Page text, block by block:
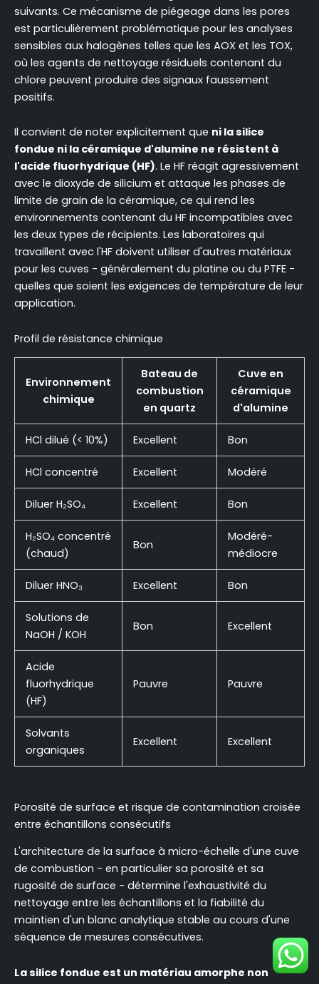
suivants. Ce mécanisme de piégeage dans les pores
est particulièrement problématique pour les analyses
sensibles aux halogènes telles que les AOX et les TOX,
où les agents de nettoyage résiduels contenant du
chlore peuvent produire des signaux faussement
positifs.
Il convient de noter explicitement que ni la silice
fondue ni la céramique d'alumine ne résistent à
l'acide fluorhydrique (HF). Le HF réagit agressivement
avec le dioxyde de silicium et attaque les phases de
limite de grain de la céramique, ce qui rend les
environnements contenant du HF incompatibles avec
les deux types de récipients. Les laboratoires qui
travaillent avec l'HF doivent utiliser d'autres matériaux
pour les cuves - généralement du platine ou du PTFE -
quelles que soient les exigences de température de leur
application.
Profil de résistance chimique
Environnement
chimique
Bateau de
combustion
en quartz
Cuve en
céramique
d'alumine
HCl dilué (< 10%) Excellent Bon
HCl concentré Excellent Modéré
Diluer H₂SO₄ Excellent Bon
H₂SO₄ concentré
(chaud)
Bon
Modéré-
médiocre
Diluer HNO₃ Excellent Bon
Solutions de
NaOH / KOH
Bon Excellent
Acide
fluorhydrique
(HF)
Pauvre Pauvre
Solvants
organiques
Excellent Excellent
Porosité de surface et risque de contamination croisée
entre échantillons consécutifs
L'architecture de la surface à micro-échelle d'une cuve
de combustion - en particulier sa porosité et sa
rugosité de surface - détermine l'exhaustivité du
nettoyage entre les échantillons et la fiabilité du
maintien d'un blanc analytique stable au cours d'une
séquence de mesures consécutives.
La silice fondue est un matériau amorphe non